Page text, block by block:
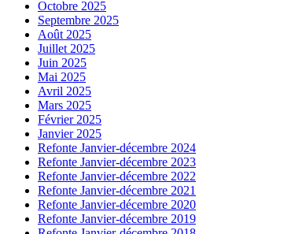
Octobre 2025
Septembre 2025
Août 2025
Juillet 2025
Juin 2025
Mai 2025
Avril 2025
Mars 2025
Février 2025
Janvier 2025
Refonte Janvier-décembre 2024
Refonte Janvier-décembre 2023
Refonte Janvier-décembre 2022
Refonte Janvier-décembre 2021
Refonte Janvier-décembre 2020
Refonte Janvier-décembre 2019